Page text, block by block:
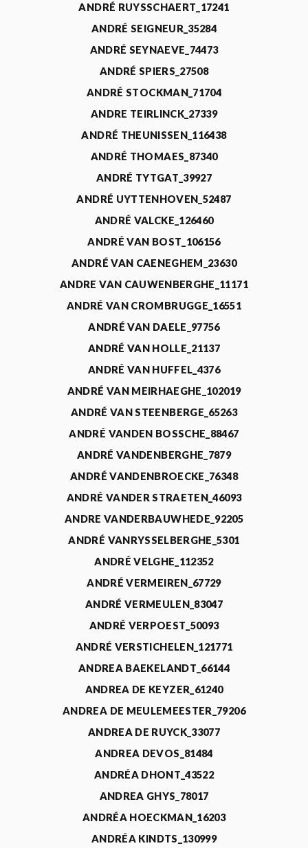
ANDRÉ RUYSSCHAERT_17241
ANDRÉ SEIGNEUR_35284
ANDRÉ SEYNAEVE_74473
ANDRÉ SPIERS_27508
ANDRÉ STOCKMAN_71704
ANDRE TEIRLINCK_27339
ANDRÉ THEUNISSEN_116438
ANDRÉ THOMAES_87340
ANDRÉ TYTGAT_39927
ANDRÉ UYTTENHOVEN_52487
ANDRÉ VALCKE_126460
ANDRÉ VAN BOST_106156
ANDRÉ VAN CAENEGHEM_23630
ANDRE VAN CAUWENBERGHE_11171
ANDRÉ VAN CROMBRUGGE_16551
ANDRÉ VAN DAELE_97756
ANDRÉ VAN HOLLE_21137
ANDRÉ VAN HUFFEL_4376
ANDRÉ VAN MEIRHAEGHE_102019
ANDRÉ VAN STEENBERGE_65263
ANDRÉ VANDEN BOSSCHE_88467
ANDRÉ VANDENBERGHE_7879
ANDRÉ VANDENBROECKE_76348
ANDRÉ VANDER STRAETEN_46093
ANDRE VANDERBAUWHEDE_92205
ANDRÉ VANRYSSELBERGHE_5301
ANDRÉ VELGHE_112352
ANDRÉ VERMEIREN_67729
ANDRÉ VERMEULEN_83047
ANDRÉ VERPOEST_50093
ANDRÉ VERSTICHELEN_121771
ANDREA BAEKELANDT_66144
ANDREA DE KEYZER_61240
ANDREA DE MEULEMEESTER_79206
ANDREA DE RUYCK_33077
ANDREA DEVOS_81484
ANDRÉA DHONT_43522
ANDREA GHYS_78017
ANDRÉA HOECKMAN_16203
ANDRÉA KINDTS_130999